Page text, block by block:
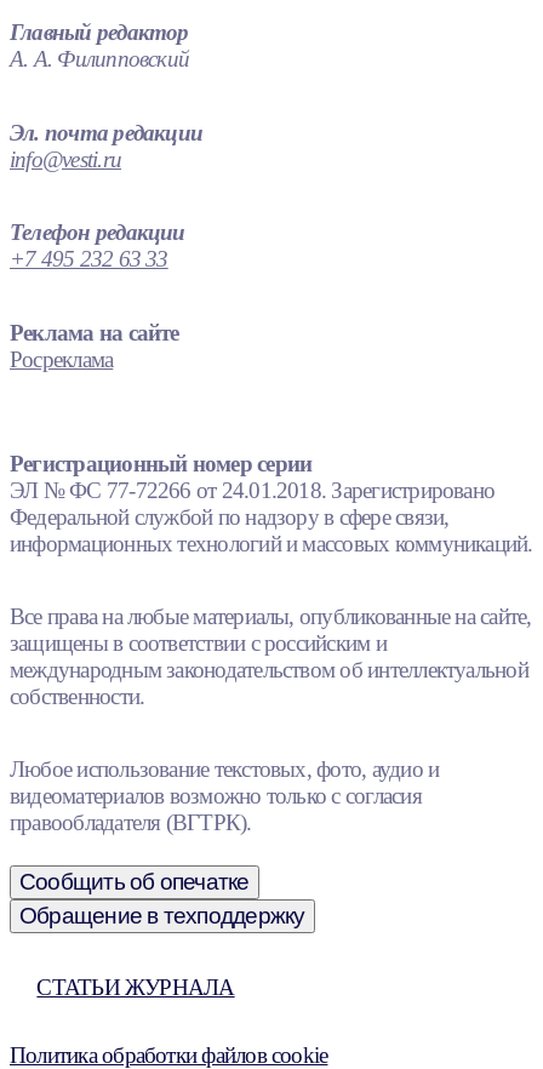
Главный редактор
А. А. Филипповский
Эл. почта редакции
info@vesti.ru
Телефон редакции
+7 495 232 63 33
Реклама на сайте
Росреклама
Регистрационный номер серии
ЭЛ № ФС 77-72266 от 24.01.2018. Зарегистрировано
Федеральной службой по надзору в сфере связи,
информационных технологий и массовых коммуникаций.
Все права на любые материалы, опубликованные на сайте,
защищены в соответствии с российским и
международным законодательством об интеллектуальной
собственности.
Любое использование текстовых, фото, аудио и
видеоматериалов возможно только с согласия
правообладателя (ВГТРК).
Сообщить об опечатке
Обращение в техподдержку
СТАТЬИ ЖУРНАЛА
Политика обработки файлов cookie